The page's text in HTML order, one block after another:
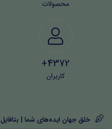
محصولات
4372+
کاربران
خلق جهان ایده‌های شما | بتافایل